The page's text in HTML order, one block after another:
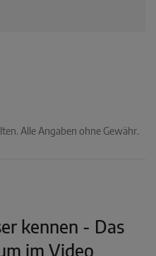
Alle Angaben ohne Gewähr.
kennen - Das
im Video